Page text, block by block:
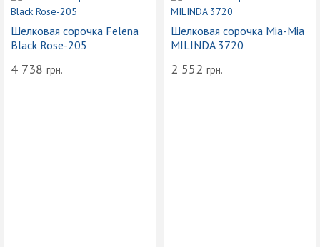
Шелковая сорочка Felena
Black Rose-205
4 738 грн.
Шелковая сорочка Mia-Mia
MILINDA 3720
2 552 грн.